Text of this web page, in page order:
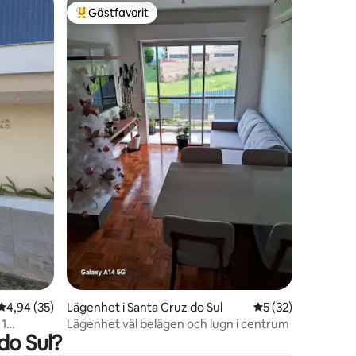
av 5 i genomsnittligt betyg, 35 omdömen
4,94 (35)
Populär gästfavorit
Gästfavorit
Lägenhet i Santa Cruz do Sul 5 av 5 i
5 (32)
Lägenhet väl belägen och lugn i centrum
Sul?